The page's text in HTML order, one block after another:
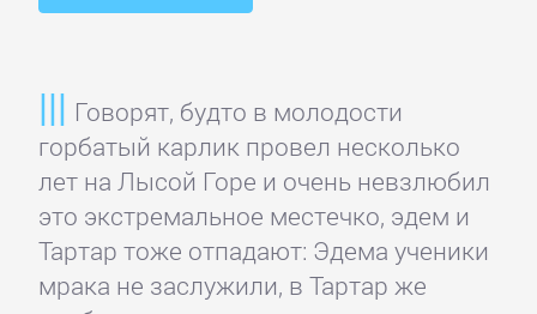
Говорят, будто в молодости
горбатый карлик провел несколько
лет на Лысой Горе и очень невзлюбил
это экстремальное местечко, эдем и
Тартар тоже отпадают: Эдема ученики
мрака не заслужили, в Тартар же
ОС
и
Сети
Программирование